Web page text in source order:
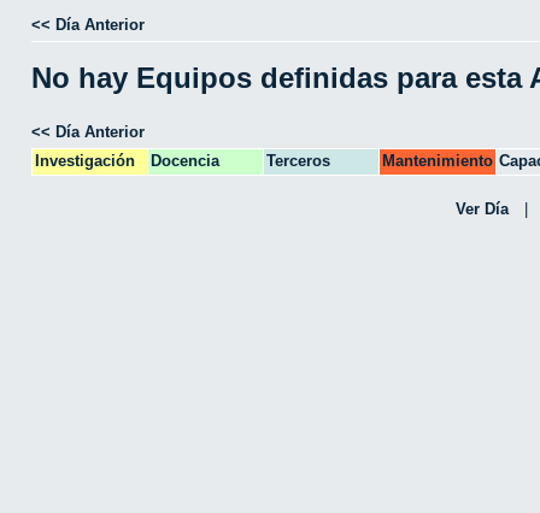
<< Día Anterior
No hay Equipos definidas para esta
<< Día Anterior
Investigación
Docencia Terceros Mantenimiento
CPA
Ver Día
|